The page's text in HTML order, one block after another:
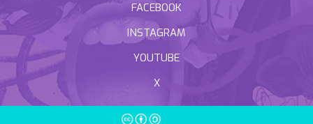
FACEBOOK
INSTAGRAM
YOUTUBE
X